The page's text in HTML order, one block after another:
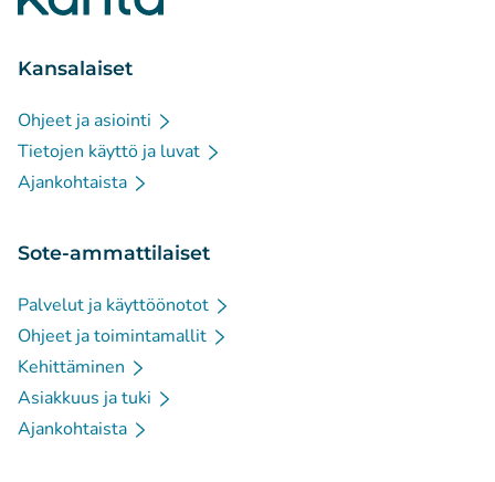
Kansalaiset
Ohjeet ja asiointi
Tietojen käyttö ja luvat
Ajankohtaista
Sote-ammattilaiset
Palvelut ja käyttöönotot
Ohjeet ja toimintamallit
Kehittäminen
Asiakkuus ja tuki
Ajankohtaista